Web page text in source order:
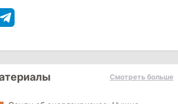
Смотреть больше